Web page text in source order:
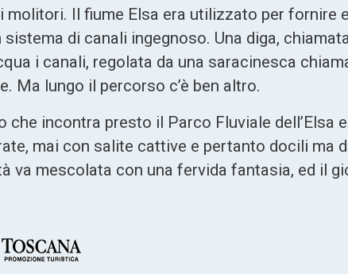
Il fiume Elsa era utilizzato per fornire
di canali ingegnoso. Una diga,
i canali, regolata da una saracinesca
Ma lungo il percorso c’è ben altro.
che incontra presto il Parco Fluviale dell’Elsa
mai con salite cattive e pertanto docili ma
va mescolata con una fervida fantasia, ed il